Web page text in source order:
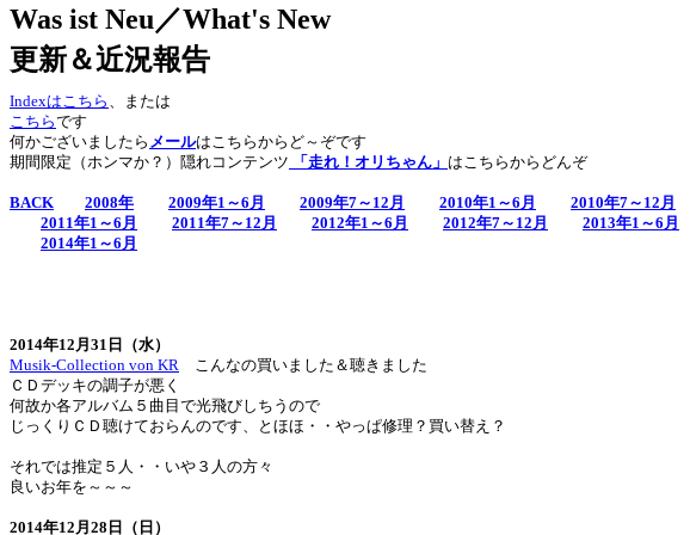
Was ist Neu／What's New
更新＆近況報告
Indexはこちら 、または
こちらです
何かございましたら メールはこちらからど～ぞです
期間限定（ホンマか？）隠れコンテンツ
「走れ！オリちゃん」 はこちらからどんぞ
BACK 2008年 2009年1～6月 2009年7～12月 2010年1～6月
2010年7～12月
2011年1～6月
2011年7～12月 2012年1～6月 2012年7～12月 2013年1～6月
2014年1～6月
2014年12月31日（水）
Musik-Collection von KR こんなの買いました＆聴きました
ＣＤデッキの調子が悪く
何故か各アルバム５曲目で光飛びしちうので
じっくりＣＤ聴けておらんのです、とほほ・・やっぱ修理？買い替え？
それでは推定５人・・いや３人の方々
良いお年を～～～
2014年12月28日（日）